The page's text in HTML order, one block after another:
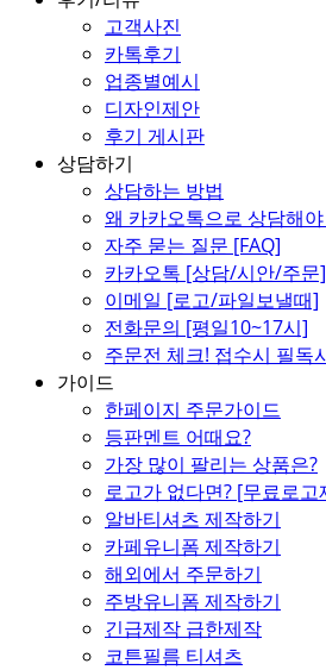
고객사진
카톡후기
업종별예시
디자인제안
후기 게시판
상담하기
상담하는 방법
왜 카카오톡으로 상담해
자주 묻는 질문 [FAQ]
카카오톡 [상담/시안/주문]
이메일 [로고/파일보낼때]
전화문의 [평일10~17시]
주문전 체크! 접수시 필독
가이드
한페이지 주문가이드
등판멘트 어때요?
가장 많이 팔리는 상품은?
로고가 없다면? [무료로고
알바티셔츠 제작하기
카페유니폼 제작하기
해외에서 주문하기
주방유니폼 제작하기
긴급제작 급한제작
코튼필름 티셔츠